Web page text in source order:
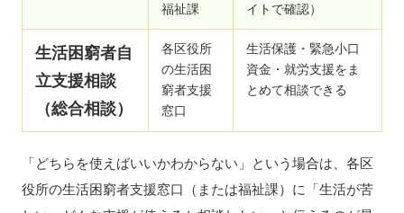
福祉課
イトで確認）
生活困窮者自
立支援相談
（総合相談）
各区役所
の生活困
窮者支援
窓口
生活保護・緊急小口
資金・就労支援をま
とめて相談できる
「どちらを使えばいいかわからない」という場合は、各区
役所の生活困窮者支援窓口（または福祉課）に「生活が苦